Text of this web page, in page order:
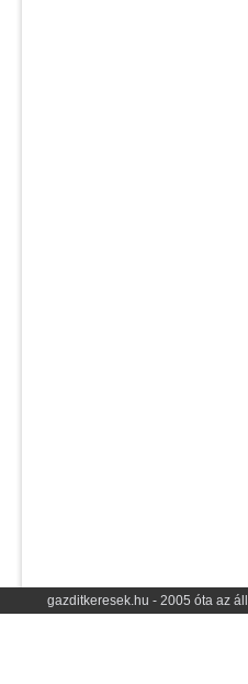
gazditkeresek.hu - 2005 óta az